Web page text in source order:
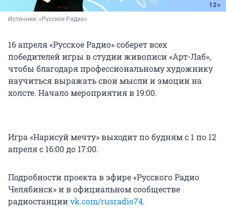
Источник: «Русское Радио»
16 апреля «Русское Радио» соберет всех
победителей игры в студии живописи «Арт-Лаб»,
чтобы благодаря профессиональному художнику
научиться выражать свои мысли и эмоции на
холсте. Начало мероприятия в 19:00.
Игра «Нарисуй мечту» выходит по будням с 1 по 12
апреля с 16:00 до 17:00.
Подробности проекта в эфире «Русского Радио
Челябинск» и в официальном сообществе
радиостанцииvk.com/rusradio74.